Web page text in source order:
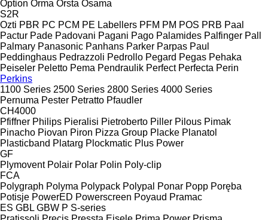
Option Orma Orsta Osama
S2R
Ozti PBR PC PCM PE Labellers PFM PM POS PRB Paal
Pactur Pade Padovani Pagani Pago Palamides Palfinger Pall
Palmary Panasonic Panhans Parker Parpas Paul
Peddinghaus Pedrazzoli Pedrollo Pegard Pegas Pehaka
Peiseler Peletto Pema Pendraulik Perfect Perfecta Perin
Perkins
1100 Series 2500 Series 2800 Series 4000 Series
Pernuma Pester Petratto Pfaudler
CH4000
Pfiffner Philips Pieralisi Pietroberto Piller Pilous Pimak
Pinacho Piovan Piron Pizza Group Placke Planatol
Plasticband Platarg Plockmatic Plus Power
GF
Plymovent Polair Polar Polin Poly-clip
FCA
Polygraph Polyma Polypack Polypal Ponar Popp Poręba
Potisje PowerED Powerscreen Poyaud Pramac
ES GBL GBW P S-series